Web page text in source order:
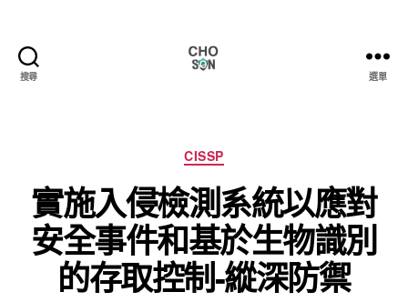
搜尋
大
小
事
選單
分
類
CISSP
實施入侵檢測系統以應對
安全事件和基於生物識別
的存取控制-縱深防禦